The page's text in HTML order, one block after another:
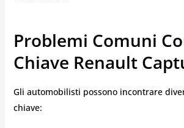
Problemi Comuni
Chiave Renault
Gli automobilisti possono incontrare
chiave: